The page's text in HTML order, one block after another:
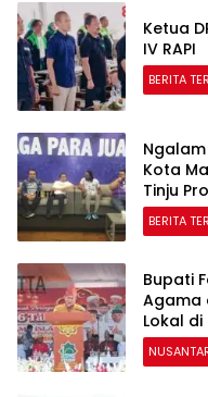
Ketua
IV RAPI
BERITA
Kota
Tinju
BERITA
Bupati
Agama
Lokal di